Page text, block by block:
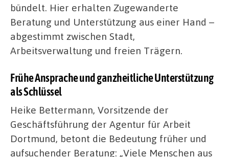
bündelt. Hier erhalten Zugewanderte
Beratung und Unterstützung aus einer Hand –
abgestimmt zwischen Stadt,
Arbeitsverwaltung und freien Trägern.
Frühe Ansprache und ganzheitliche Unterstützung
als Schlüssel
Heike Bettermann, Vorsitzende der
Geschäftsführung der Agentur für Arbeit
Dortmund, betont die Bedeutung früher und
aufsuchender Beratung: „Viele Menschen aus